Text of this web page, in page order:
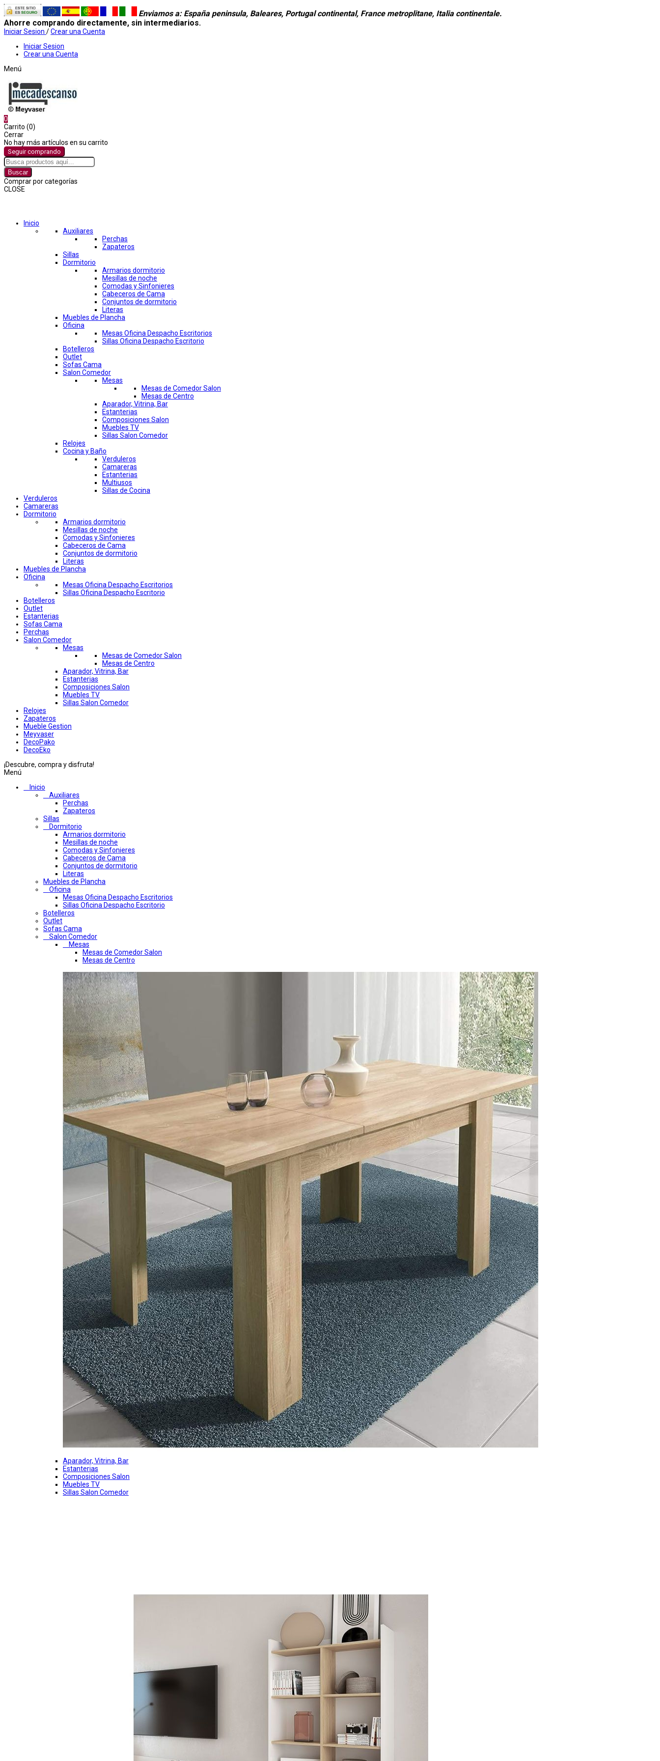
Enviamos a: España peninsula, Baleares, Portugal continental, France metroplitane, Italia continentale.
Ahorre comprando directamente, sin intermediarios.
Iniciar Sesion /Crear una Cuenta
Iniciar Sesion
Crear una Cuenta
Menú
0
Carrito (0)
Cerrar
No hay más artículos en su carrito
Seguir comprando
Buscar
Comprar por categorías
CLOSE
Inicio
Auxiliares
Perchas
Zapateros
Sillas
Dormitorio
Armarios dormitorio
Mesillas de noche
Comodas y Sinfonieres
Cabeceros de Cama
Conjuntos de dormitorio
Literas
Muebles de Plancha
Oficina
Mesas Oficina Despacho Escritorios
Sillas Oficina Despacho Escritorio
Botelleros
Outlet
Sofas Cama
Salon Comedor
Mesas
Mesas de Comedor Salon
Mesas de Centro
Aparador, Vitrina, Bar
Estanterias
Composiciones Salon
Muebles TV
Sillas Salon Comedor
Relojes
Cocina y Baño
Verduleros
Camareras
Estanterias
Multiusos
Sillas de Cocina
Verduleros
Camareras
Dormitorio
Armarios dormitorio
Mesillas de noche
Comodas y Sinfonieres
Cabeceros de Cama
Conjuntos de dormitorio
Literas
Muebles de Plancha
Oficina
Mesas Oficina Despacho Escritorios
Sillas Oficina Despacho Escritorio
Botelleros
Outlet
Estanterias
Sofas Cama
Perchas
Salon Comedor
Mesas
Mesas de Comedor Salon
Mesas de Centro
Aparador, Vitrina, Bar
Estanterias
Composiciones Salon
Muebles TV
Sillas Salon Comedor
Relojes
Zapateros
Mueble Gestion
Meyvaser
DecoPako
DecoEko
¡Descubre, compra y disfruta!
Menú
Inicio
Auxiliares
Perchas
Zapateros
Sillas
Dormitorio
Armarios dormitorio
Mesillas de noche
Comodas y Sinfonieres
Cabeceros de Cama
Conjuntos de dormitorio
Literas
Muebles de Plancha
Oficina
Mesas Oficina Despacho Escritorios
Sillas Oficina Despacho Escritorio
Botelleros
Outlet
Sofas Cama
Salon Comedor
Mesas
Mesas de Comedor Salon
Mesas de Centro
Aparador, Vitrina, Bar
Estanterias
Composiciones Salon
Muebles TV
Sillas Salon Comedor